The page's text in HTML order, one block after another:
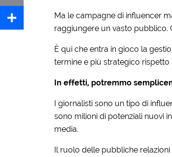
Email
Ma le campagne di influencer
raggiungere un vasto pubblico.
È qui che entra in gioco la
termine e più strategico
In effetti, potremmo
I giornalisti sono un tipo di
sono milioni di potenziali nuovi
media.
Il ruolo delle pubbliche relazioni